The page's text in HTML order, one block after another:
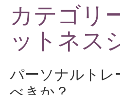
カテゴリ
ットネス
パーソナルトレ